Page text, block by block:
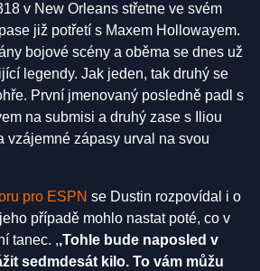
v New Orleans střetne ve svém
již potřetí s Maxem Hollowayem.
bojové scény a oběma se dnes už
legendy. Jak jeden, tak druhý se
První jmenovaný posledně padl s
na submisi a druhý zase s Iliou
vzájemné zápasy urval na svou
pro ESPN se Dustin rozpovídal i o
případě mohlo nastat poté, co v
tanec. ,,Tohle bude naposled v
sedmdesát kilo. To vám můžu